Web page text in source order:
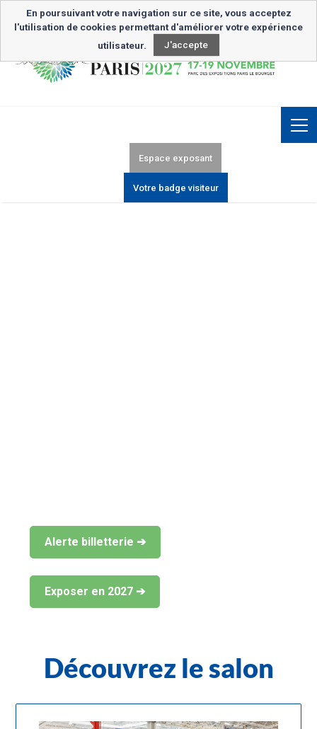
Inscription Newsletter
Espace exposant
Votre badge visiteur
Alerte billetterie ➔
Exposer en 2027 ➔
Découvrez le salon
En poursuivant votre navigation sur ce site, vous acceptez
l'utilisation de cookies permettant d'améliorer votre expérience
utilisateur.
J'accepte